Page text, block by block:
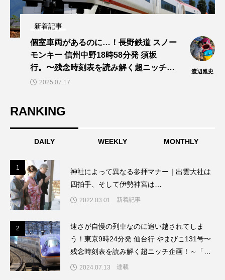
新着記事
個室車両があるのに…！長野鉄道 スノー
モンキー 信州中野18時58分発 須坂
行。〜残念時刻表を読み解く超ニッチ企
画！～「渡辺雅史の残念な鉄道時刻表」
渡辺雅史
2025.07.17
RANKING
DAILY WEEKLY MONTHLY
1
神社によって異なる参拝マナー｜出雲大社は
四拍手、そして伊勢神宮は…
2022.03.01 新着記事
2
速さが自慢の列車なのに追い越されてしま
う！東京9時24分発 仙台行 やまびこ131号〜
残念時刻表を読み解く超ニッチ企画！～「渡
辺雅史の残念な鉄道時刻表」第8回
2024.07.13 連載